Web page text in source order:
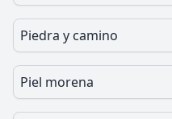
Piedra y camino
Piel morena